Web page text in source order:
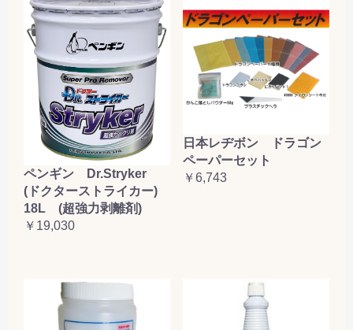
ペンギン Dr.Stryker
(ドクターストライカー)
18L (超強力剥離剤)
￥19,030
日本レヂボン ドラゴン
ペーパーセット
￥6,743